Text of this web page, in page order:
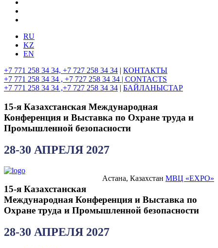
RU
KZ
EN
+7 771 258 34 34, +7 727 258 34 34 | КОНТАКТЫ
+7 771 258 34 34 , +7 727 258 34 34 | CONTACTS
+7 771 258 34 34 ,+7 727 258 34 34 | БАЙЛАНЫСТАР
15-я Казахстанская Международная
Конференция и Выставка по Охране труда и
Промышленной безопасности
28-30 АПРЕЛЯ 2027
Астана, Казахстан МВЦ «EXPO»
15-я Казахстанская
Международная Конференция и Выставка по
Охране труда и Промышленной безопасности
28-30 АПРЕЛЯ 2027